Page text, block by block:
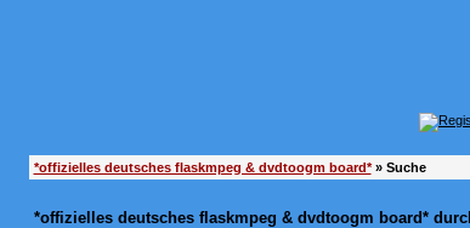
*offizielles deutsches flaskmpeg & dvdtoogm board*» Suche
*offizielles deutsches flaskmpeg & dvdtoogm board*